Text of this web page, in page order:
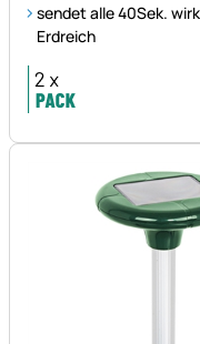
sendet alle 40Sek.
Erdreich